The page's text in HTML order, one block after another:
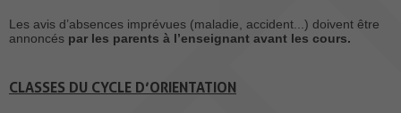
Les avis d’absences imprévues (maladie, accident...) doivent être
annoncés par les parents à l’enseignant avant les cours.
CLASSES DU CYCLE D’ORIENTATION